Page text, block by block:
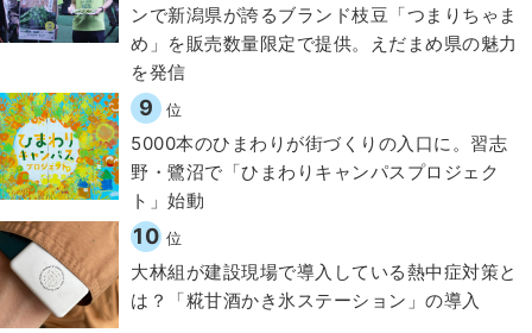
ンで新潟県が誇るブランド枝豆「つまりちゃま
め」を販売数量限定で提供。えだまめ県の魅力
を発信
9 位
5000本のひまわりが街づくりの入口に。習志
野・鷺沼で「ひまわりキャンパスプロジェク
ト」始動
10 位
大林組が建設現場で導入している熱中症対策と
は？「糀甘酒かき氷ステーション」の導入